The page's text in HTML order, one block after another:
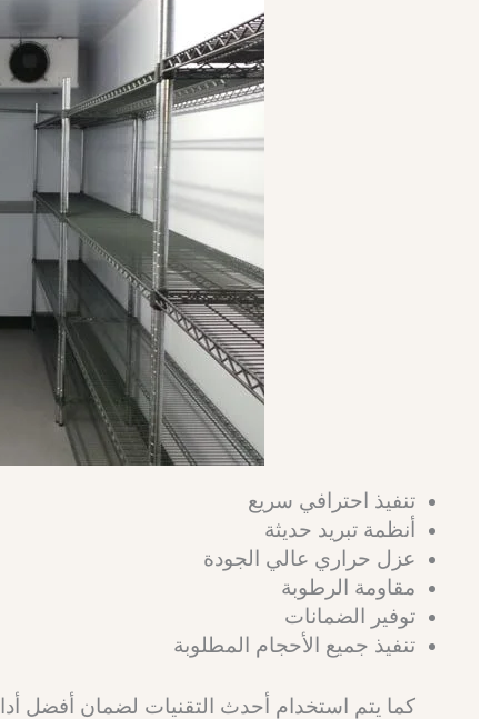
تنفيذ احترافي سريع
أنظمة تبريد حديثة
عزل حراري عالي الجودة
مقاومة الرطوبة
توفير الضمانات
تنفيذ جميع الأحجام المطلوبة
كما يتم استخدام أحدث التقنيات لضمان أفضل